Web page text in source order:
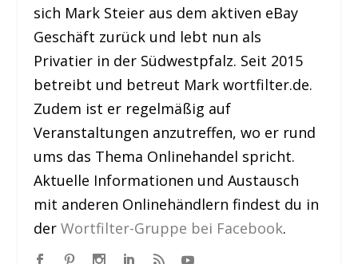
sich Mark Steier aus dem aktiven eBay
Geschäft zurück und lebt nun als
Privatier in der Südwestpfalz. Seit 2015
betreibt und betreut Mark wortfilter.de.
Zudem ist er regelmäßig auf
Veranstaltungen anzutreffen, wo er rund
ums das Thema Onlinehandel spricht.
Aktuelle Informationen und Austausch
mit anderen Onlinehändlern findest du in
derWortfilter-Gruppe bei Facebook.